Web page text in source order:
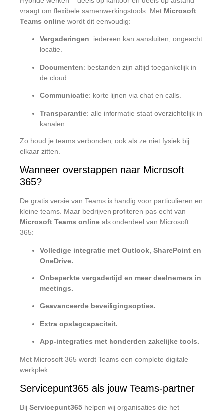
vraagt om flexibele samenwerkingstools. Met Microsoft
Teams online wordt dit eenvoudig:
Vergaderingen: iedereen kan aansluiten, ongeacht
locatie.
Documenten: bestanden zijn altijd toegankelijk in
de cloud.
Communicatie: korte lijnen via chat en calls.
Transparantie: alle informatie staat overzichtelijk in
kanalen.
Zo houd je teams verbonden, ook als ze niet fysiek bij
elkaar zitten.
Wanneer overstappen naar Microsoft
365?
De gratis versie van Teams is handig voor particulieren en
kleine teams. Maar bedrijven profiteren pas echt van
Microsoft Teams online als onderdeel van Microsoft
365:
Volledige integratie met Outlook, SharePoint en
OneDrive.
Onbeperkte vergadertijd en meer deelnemers in
meetings.
Geavanceerde beveiligingsopties.
Extra opslagcapaciteit.
App-integraties met honderden zakelijke tools.
Met Microsoft 365 wordt Teams een complete digitale
werkplek.
Servicepunt365 als jouw Teams-partner
Bij Servicepunt365 helpen wij organisaties die het